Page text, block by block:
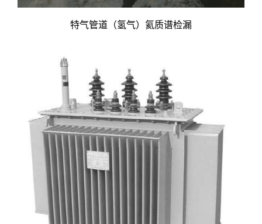
特气管道（氢气）氦质谱检漏